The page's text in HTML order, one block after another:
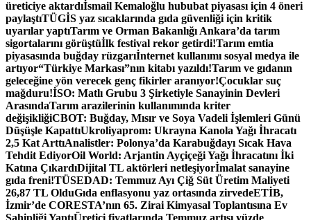
üreticiye aktardıİsmail Kemaloğlu hububat piyasası için 4 öneri
paylaştıTÜGİS yaz sıcaklarında gıda güvenliği için kritik
uyarılar yaptıTarım ve Orman Bakanlığı Ankara’da tarım
sigortalarını görüştüİlk festival rekor getirdi!Tarım emtia
piyasasında buğday rüzgarıİnternet kullanımı sosyal medya ile
artıyor“Türkiye Markası”nın kitabı yazıldı!Tarım ve gıdanın
geleceğine yön verecek genç fikirler aranıyor!Çocuklar suç
mağduru!İSO: Matlı Grubu 3 Şirketiyle Sanayinin Devleri
ArasındaTarım arazilerinin kullanımında kriter
değişikliğiCBOT: Buğday, Mısır ve Soya Vadeli İşlemleri Günü
Düşüşle KapattıUkroliyaprom: Ukrayna Kanola Yağı İhracatı
2,5 Kat ArttıAnalistler: Polonya’da Karabuğdayı Sıcak Hava
Tehdit EdiyorOil World: Arjantin Ayçiçeği Yağı İhracatını İki
Katına ÇıkardıDijital TL aktörleri netleşiyorİmalat sanayine
gıda freni!TÜSEDAD: Temmuz Ayı Çiğ Süt Üretim Maliyeti
26,87 TL OlduGıda enflasyonu yaz ortasında zirvedeETİB,
İzmir’de CORESTA’nın 65. Zirai Kimyasal Toplantısına Ev